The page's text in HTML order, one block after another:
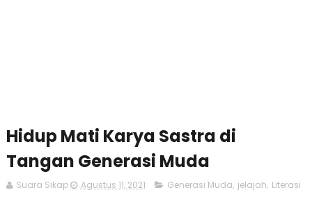
Hidup Mati Karya Sastra di
Tangan Generasi Muda
Suara Sikap Agustus 11, 2021 Generasi Muda, jelajah, Literasi